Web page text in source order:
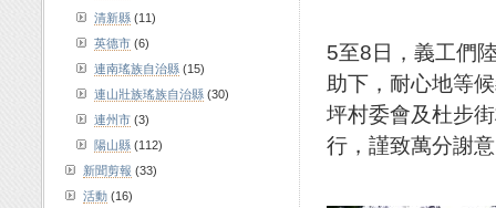
5至8日，義工們
助下，耐心地等
坪村委會及杜步
行，謹致萬分謝
清新縣 (11)
英德市 (6)
連南瑤族自治縣 (15)
連山壯族瑤族自治縣 (30)
連州市 (3)
陽山縣 (112)
新聞剪報 (33)
活動 (16)